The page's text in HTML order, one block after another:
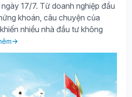
17/7. Từ doanh nghiệp đầu
khoán, câu chuyện của
nhiều nhà đầu tư không